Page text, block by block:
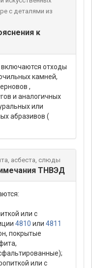
с деталями из
к
отходы
камней,
,
и аналогичных
или
абразивов (
асбеста, слюды
ТНВЭД
или с
4810 или 4811
покрытые
или с